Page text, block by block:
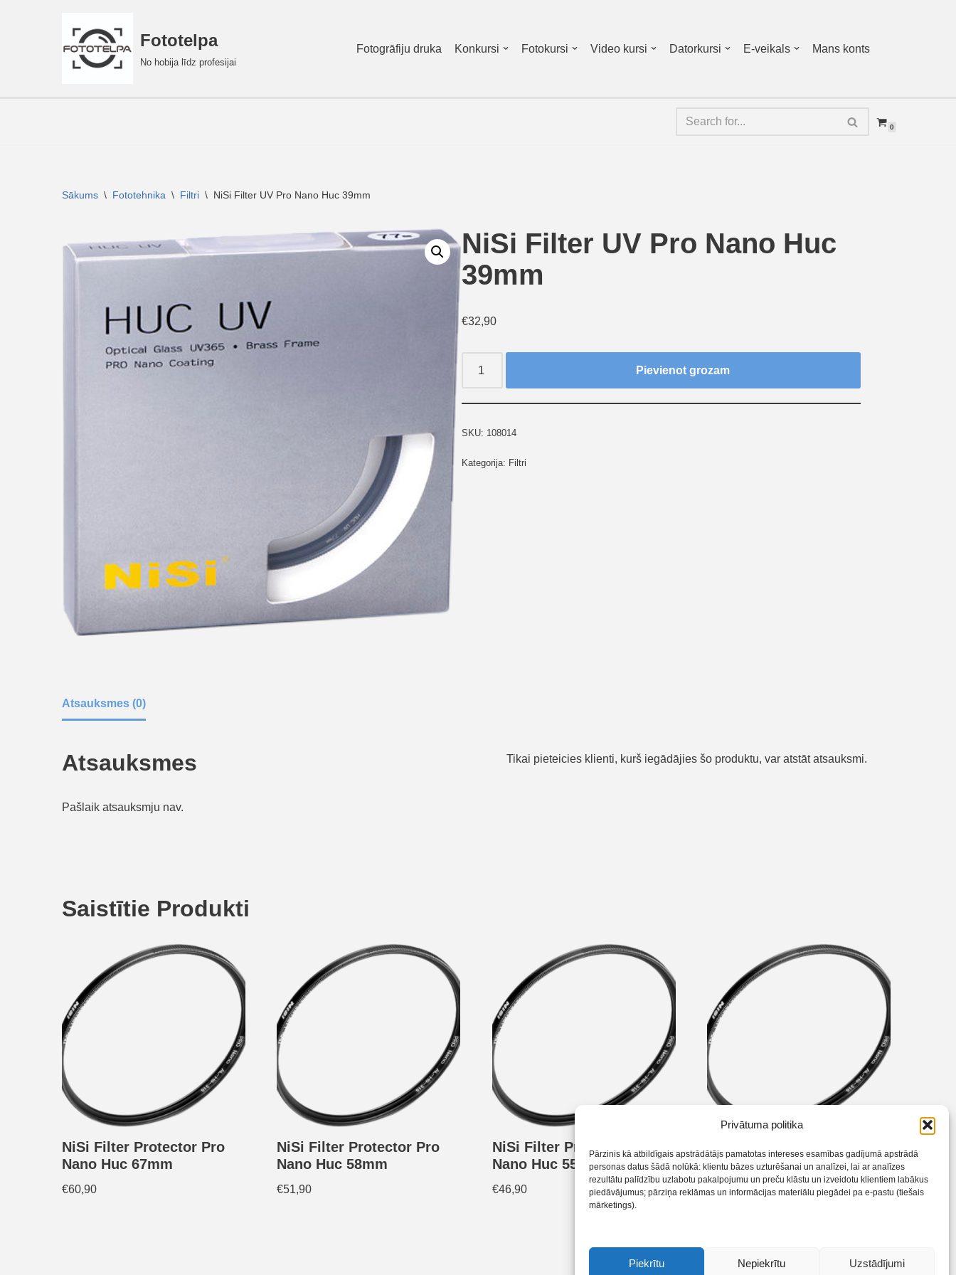
Privātuma politika
Pārzinis kā atbildīgais apstrādātājs pamatotas intereses esamības gadījumā apstrādā
personas datus šādā nolūkā: klientu bāzes uzturēšanai un analīzei, lai ar analīzes
rezultātu palīdzību uzlabotu pakalpojumu un preču klāstu un izveidotu klientiem labākus
piedāvājumus; pārziņa reklāmas un informācijas materiālu piegādei pa e-pastu (tiešais
mārketings).
Piekrītu Nepiekrītu Uzstādījumi
Fototelpa
No hobija līdz profesijai
Fotogrāfiju druka Konkursi Fotokursi Video kursi Datorkursi E-veikals Mans konts
0
Sākums \ Fototehnika \ Filtri \ NiSi Filter UV Pro Nano Huc 39mm
NiSi Filter UV Pro Nano Huc
39mm
€32,90
Pievienot grozam
SKU: 108014
Kategorija: Filtri
Atsauksmes (0)
Atsauksmes
Pašlaik atsauksmju nav.
Tikai pieteicies klienti, kurš iegādājies šo produktu, var atstāt atsauksmi.
Saistītie Produkti
NiSi Filter Protector Pro
Nano Huc 67mm
€60,90
NiSi Filter Protector Pro
Nano Huc 58mm
€51,90
NiSi Filter Protector Pro
Nano Huc 55mm
€46,90
NiSi Filter Protector Pro
Nano Huc 105mm
€210,90